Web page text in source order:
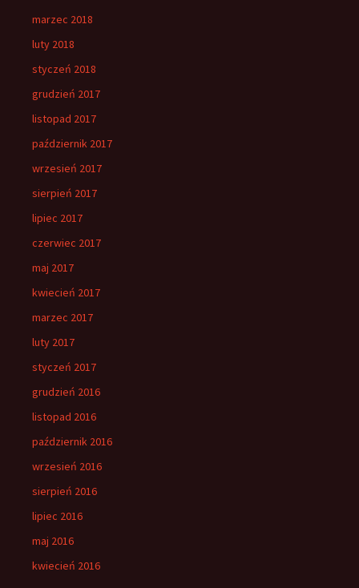
marzec 2018
luty 2018
styczeń 2018
grudzień 2017
listopad 2017
październik 2017
wrzesień 2017
sierpień 2017
lipiec 2017
czerwiec 2017
maj 2017
kwiecień 2017
marzec 2017
luty 2017
styczeń 2017
grudzień 2016
listopad 2016
październik 2016
wrzesień 2016
sierpień 2016
lipiec 2016
maj 2016
kwiecień 2016